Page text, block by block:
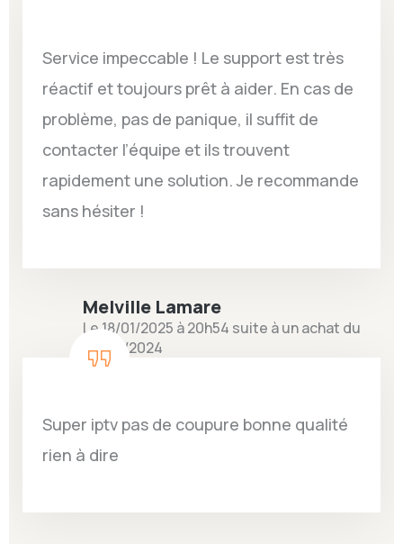
Service impeccable ! Le support est très
réactif et toujours prêt à aider. En cas de
problème, pas de panique, il suffit de
contacter l’équipe et ils trouvent
rapidement une solution. Je recommande
sans hésiter !
Melville Lamare
Le 18/01/2025 à 20h54 suite à un achat du
03/09/2024
Super iptv pas de coupure bonne qualité
rien à dire